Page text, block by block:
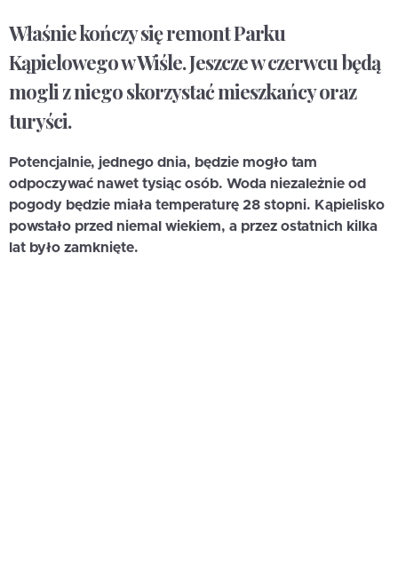
Właśnie kończy się remont Parku
Kąpielowego w Wiśle. Jeszcze w czerwcu będą
mogli z niego skorzystać mieszkańcy oraz
turyści.
Potencjalnie, jednego dnia, będzie mogło tam
odpoczywać nawet tysiąc osób. Woda niezależnie od
pogody będzie miała temperaturę 28 stopni. Kąpielisko
powstało przed niemal wiekiem, a przez ostatnich kilka
lat było zamknięte.